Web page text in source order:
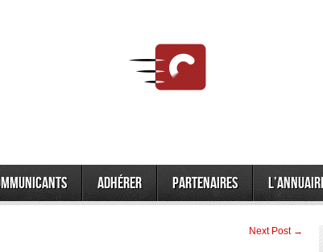
Adhérer Partenaires
Next Post →